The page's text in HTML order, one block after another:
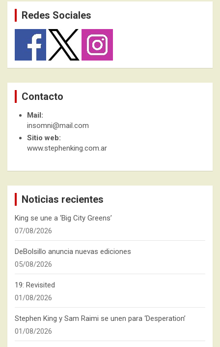
Redes Sociales
Contacto
Mail:
insomni@mail.com
Sitio web:
www.stephenking.com.ar
Noticias recientes
King se une a ‘Big City Greens’
07/08/2026
DeBolsillo anuncia nuevas ediciones
05/08/2026
19: Revisited
01/08/2026
Stephen King y Sam Raimi se unen para ‘Desperation’
01/08/2026